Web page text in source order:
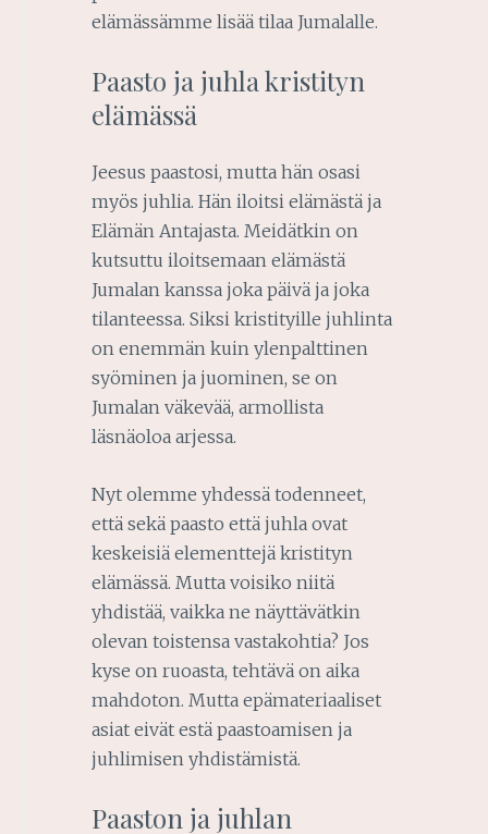
elämässämme lisää tilaa Jumalalle.
Paasto ja juhla kristityn
elämässä
Jeesus paastosi, mutta hän osasi
myös juhlia. Hän iloitsi elämästä ja
Elämän Antajasta. Meidätkin on
kutsuttu iloitsemaan elämästä
Jumalan kanssa joka päivä ja joka
tilanteessa. Siksi kristityille juhlinta
on enemmän kuin ylenpalttinen
syöminen ja juominen, se on
Jumalan väkevää, armollista
läsnäoloa arjessa.
Nyt olemme yhdessä todenneet,
että sekä paasto että juhla ovat
keskeisiä elementtejä kristityn
elämässä. Mutta voisiko niitä
yhdistää, vaikka ne näyttävätkin
olevan toistensa vastakohtia? Jos
kyse on ruoasta, tehtävä on aika
mahdoton. Mutta epämateriaaliset
asiat eivät estä paastoamisen ja
juhlimisen yhdistämistä.
Paaston ja juhlan